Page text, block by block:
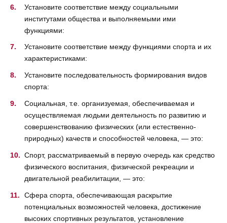
Установите соответствие между социальными
институтами общества и выполняемыми ими
функциями:
Установите соответствие между функциями спорта и их
характеристиками:
Установите последовательность формирования видов
спорта:
Социальная, т.е. организуемая, обеспечиваемая и
осуществляемая людьми деятельность по развитию и
совершенствованию физических (или естественно-
природных) качеств и способностей человека, — это:
Спорт, рассматриваемый в первую очередь как средство
физического воспитания, физической рекреации и
двигательной реабилитации, — это:
Сфера спорта, обеспечивающая раскрытие
потенциальных возможностей человека, достижение
высоких спортивных результатов, установление